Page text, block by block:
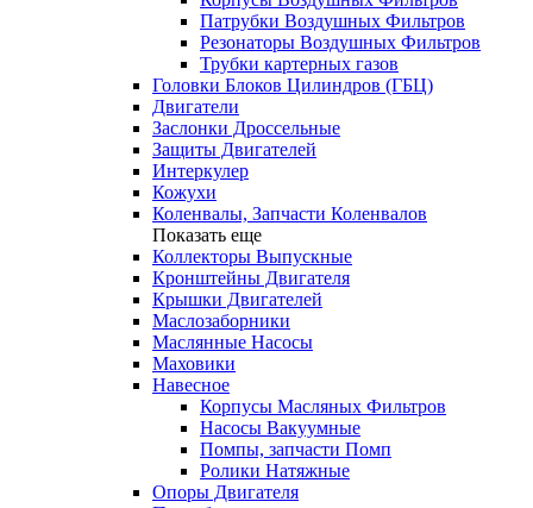
Патрубки Воздушных Фильтров
Резонаторы Воздушных Фильтров
Трубки картерных газов
Головки Блоков Цилиндров (ГБЦ)
Двигатели
Заслонки Дроссельные
Защиты Двигателей
Интеркулер
Кожухи
Коленвалы, Запчасти Коленвалов
Показать еще
Коллекторы Выпускные
Кронштейны Двигателя
Крышки Двигателей
Маслозаборники
Маслянные Насосы
Маховики
Навесное
Корпусы Масляных Фильтров
Насосы Вакуумные
Помпы, запчасти Помп
Ролики Натяжные
Опоры Двигателя